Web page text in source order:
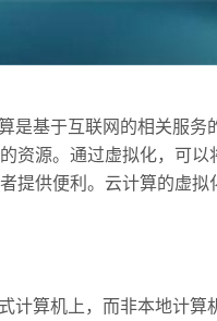
是基于互联网的相关服务
资源。通过虚拟化，可
提供便利。云计算的虚
计算机上，而非本地计